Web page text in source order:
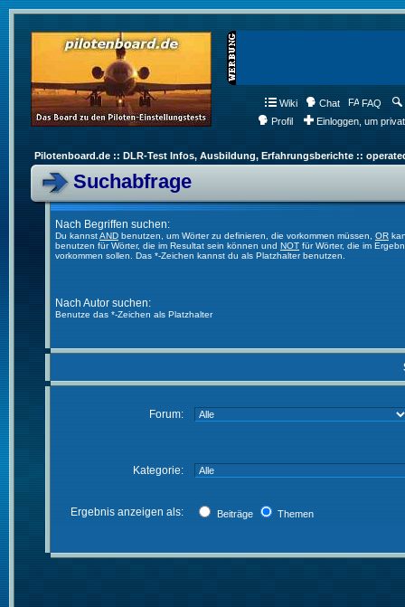
Wiki Chat FAQ
Profil
Einloggen, um
Pilotenboard.de :: DLR-Test Infos, Ausbildung, Erfahrungsberichte ::
Suchabfrage
Nach Begriffen suchen:
Du kannstAND benutzen, um Wörter zu definieren, die vorkommen müssen, OR
benutzen für Wörter, die im Resultat sein können und NOT für Wörter, die im
vorkommen sollen. Das *-Zeichen kannst du als Platzhalter benutzen.
Nach Autor suchen:
Benutze das *-Zeichen als Platzhalter
Forum:
Kategorie:
Ergebnis anzeigen als: Beiträge Themen